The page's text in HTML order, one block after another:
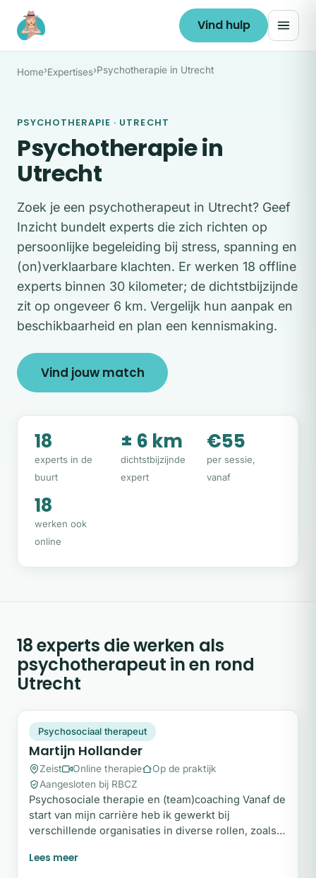
Ga naar de inhoud
Vind hulp
Home›Expertises›Psychotherapie in Utrecht
PSYCHOTHERAPIE · UTRECHT
Psychotherapie in
Utrecht
Zoek je een psychotherapeut in Utrecht? Geef
Inzicht bundelt experts die zich richten op
persoonlijke begeleiding bij stress, spanning en
(on)verklaarbare klachten. Er werken 18 offline
experts binnen 30 kilometer; de dichtstbijzijnde
zit op ongeveer 6 km. Vergelijk hun aanpak en
beschikbaarheid en plan een kennismaking.
Vind jouw match
18
experts in de
buurt
± 6 km
dichtstbijzijnde
expert
€55
per sessie,
vanaf
18
werken ook
online
18 experts die werken als
psychotherapeut in en rond
Utrecht
MH
Snel beschikbaar
Psychosociaal therapeut
Martijn Hollander
Zeist Online therapie
Op de praktijk
Aangesloten bij RBCZ
Psychosociale therapie en (team)coaching Vanaf de
start van mijn carrière heb ik gewerkt bij
verschillende organisaties in diverse rollen, zoals
procesregisseur. Hierdoor heb ik een brede